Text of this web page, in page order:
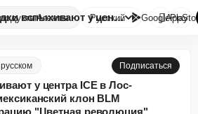
Агенты Беспорядки вспыхивают у центра...
Русский GooglePlay

Подписаться
у центра ICE в Лос-
клон BLM
"Цветная революция"